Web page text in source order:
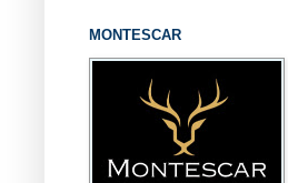
MONTESCAR